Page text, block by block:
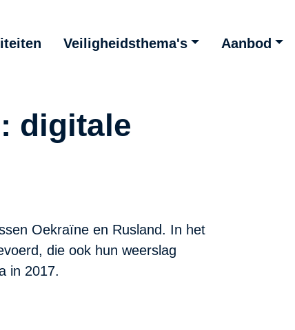
Veiligheidsthema's Aanbod
digitale
Oekraïne en Rusland. In het
die ook hun weerslag
in 2017.